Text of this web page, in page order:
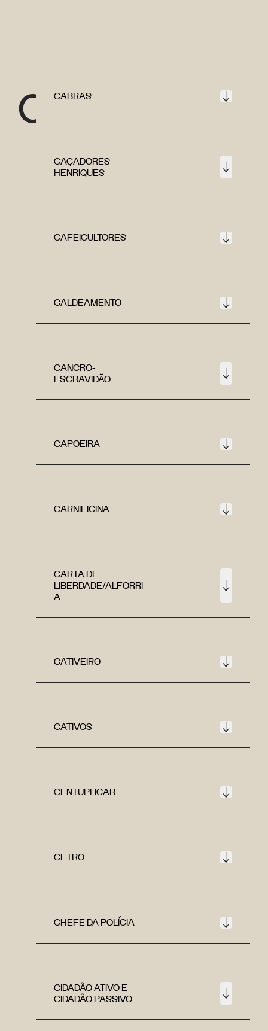
C CABRAS
CAÇADORES
HENRIQUES
CAFEICULTORES
CALDEAMENTO
CANCRO-
ESCRAVIDÃO
CAPOEIRA
CARNIFICINA
CARTA DE
LIBERDADE/ALFORRI
A
CATIVEIRO
CATIVOS
CENTUPLICAR
CETRO
CHEFE DA POLÍCIA
CIDADÃO ATIVO E
CIDADÃO PASSIVO